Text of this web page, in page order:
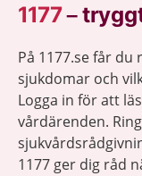
1177–
På 1177.se får
sjukdomar och
Logga in för att
vårdärenden.
1177 ger dig råd